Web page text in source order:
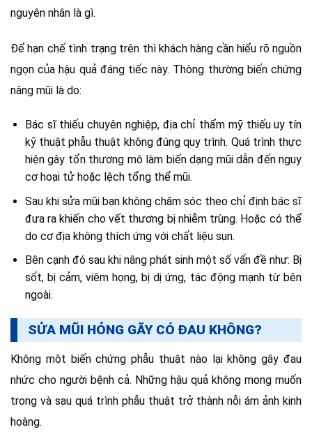
nguyên nhân là gì.
Để hạn chế tình trạng trên thì khách hàng cần hiểu rõ nguồn
ngọn của hậu quả đáng tiếc này. Thông thường biến chứng
nâng mũi là do:
Bác sĩ thiếu chuyên nghiệp, địa chỉ thẩm mỹ thiếu uy tín
kỹ thuật phẫu thuật không đúng quy trình. Quá trình thực
hiện gây tổn thương mô làm biến dạng mũi dẫn đến nguy
cơ hoại tử hoặc lệch tổng thể mũi.
Sau khi sửa mũi bạn không chăm sóc theo chỉ định bác sĩ
đưa ra khiến cho vết thương bị nhiễm trùng. Hoặc có thể
do cơ địa không thích ứng với chất liệu sụn.
Bên cạnh đó sau khi nâng phát sinh một số vấn đề như: Bị
sốt, bị cảm, viêm họng, bị dị ứng, tác động mạnh từ bên
ngoài.
SỬA MŨI HỎNG GÃY CÓ ĐAU KHÔNG?
Không một biến chứng phẫu thuật nào lại không gây đau
nhức cho người bệnh cả. Những hậu quả không mong muốn
trong và sau quá trình phẫu thuật trở thành nỗi ám ảnh kinh
hoàng.